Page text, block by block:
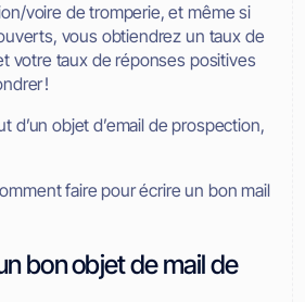
voire de tromperie, et même si
vous obtiendrez un taux de
votre taux de réponses positives
!
d’un objet d’email de prospection,
faire pour écrire un bon mail
bon objet de mail de